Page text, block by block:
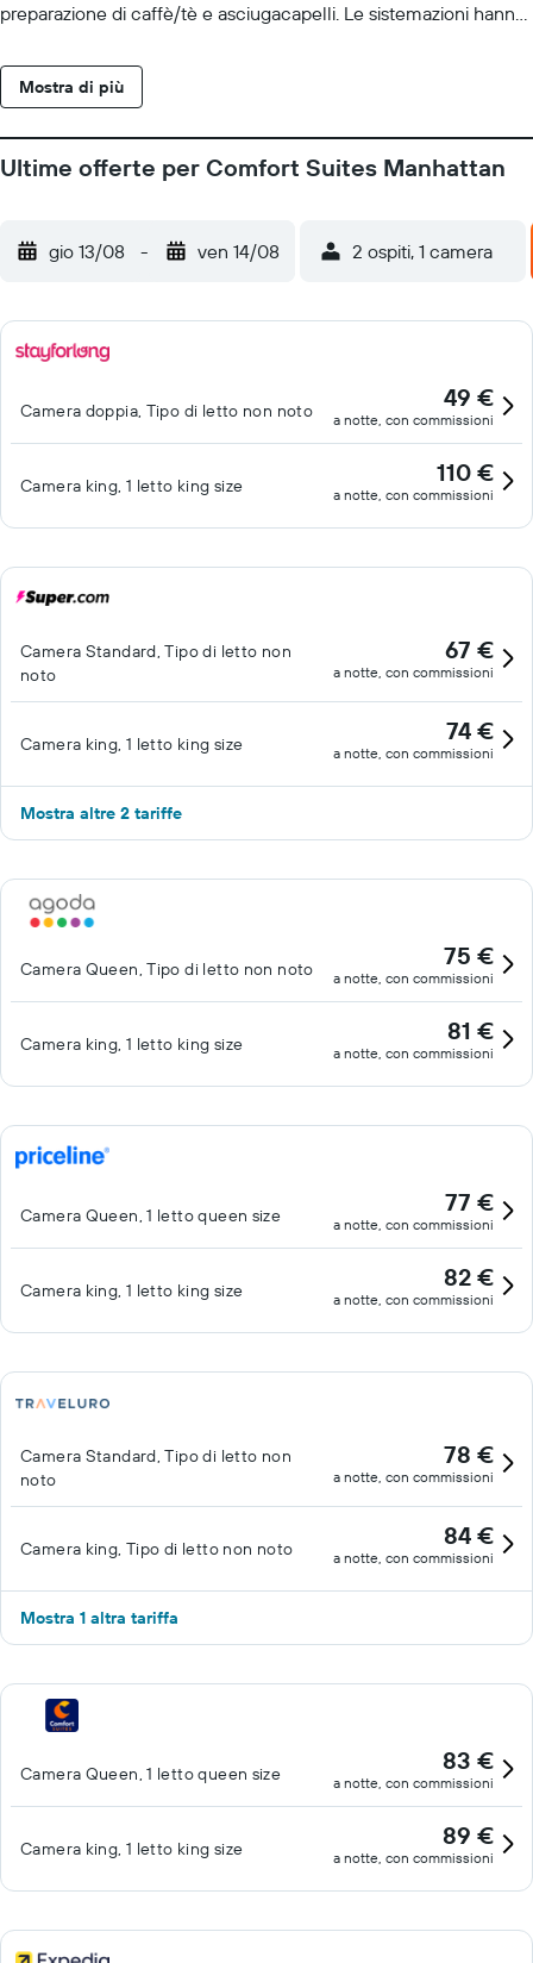
preparazione di caffè/tè e asciugacapelli. Le sistemazioni hanno
matrimoniale. I letti hanno materassi a doppio strato. I televisori
trasmettono canali premium via cavo. Gli ospiti possono
bagni sono dotati di combinazione doccia/vasca e set di cortesia
gratuiti. Questo hotel di Manhattan offre accesso gratuito a
comprendono scrivania e sedia da scrivania; chiamate urbane
coperta e una vasca idromassaggio. I servizi ricreativi
comprendono anche una palestra. I minori di 16 anni non
supervisione di un adulto. Le attività ricreative elencate di
seguito sono disponibili in loco o nelle vicinanze. È possibile che
Mostra di più
Ultime offerte per Comfort Suites Manhattan
gio 13/08 - ven 14/08 2 ospiti, 1 camera
Camera doppia, Tipo di letto non noto 49 €
a notte, con commissioni
Camera king, 1 letto king size 110 €
a notte, con commissioni
Camera Standard, Tipo di letto non
noto
67 €
a notte, con commissioni
Camera king, 1 letto king size 74 €
a notte, con commissioni
Mostra altre 2 tariffe
Camera Queen, Tipo di letto non noto 75 €
a notte, con commissioni
Camera king, 1 letto king size 81 €
a notte, con commissioni
Camera Queen, 1 letto queen size 77 €
a notte, con commissioni
Camera king, 1 letto king size 82 €
a notte, con commissioni
Camera Standard, Tipo di letto non
noto
78 €
a notte, con commissioni
Camera king, Tipo di letto non noto 84 €
a notte, con commissioni
Mostra 1 altra tariffa
Camera Queen, 1 letto queen size 83 €
a notte, con commissioni
Camera king, 1 letto king size 89 €
a notte, con commissioni